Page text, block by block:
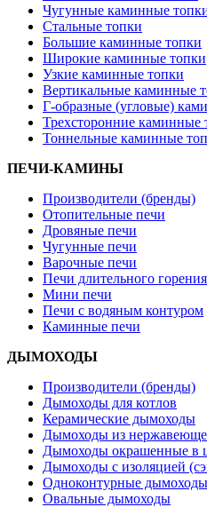
Чугунные каминные
Стальные топки
Большие каминные топки
Широкие каминные топки
Узкие каминные топки
Вертикальные каминные
Г-образные (угловые)
Трехсторонние каминные
Тоннельные каминные
ПЕЧИ-КАМИНЫ
Производители (бренды)
Отопительные печи
Дровяные печи
Чугунные печи
Варочные печи
Печи длительного горения
Мини печи
Печи с водяным контуром
Каминные печи
ДЫМОХОДЫ
Производители (бренды)
Дымоходы для котлов
Керамические дымоходы
Дымоходы из
Дымоходы окрашенные в
Дымоходы с изоляцией
Одноконтурные дымоходы
Овальные дымоходы